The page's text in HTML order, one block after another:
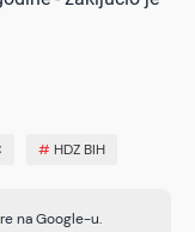
# HDZ BIH
na Google-u.